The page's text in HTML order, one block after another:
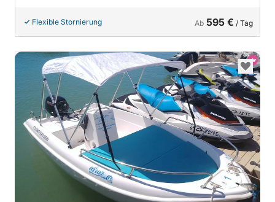
Flexible Stornierung Ab 595 € / Tag